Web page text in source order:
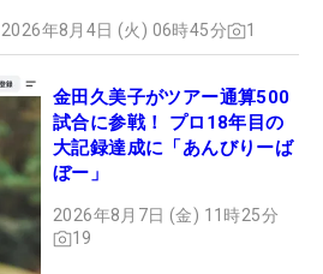
2026年8月4日 (火) 06時45分 1
金田久美子がツアー通算500
試合に参戦！ プロ18年目の
大記録達成に「あんびりーば
ぼー」
2026年8月7日 (金) 11時25分
19